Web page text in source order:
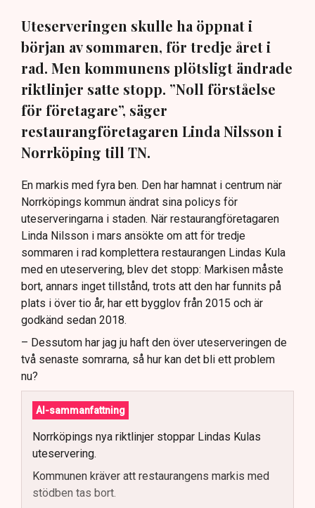
Uteserveringen skulle ha öppnat i
början av sommaren, för tredje året i
rad. Men kommunens plötsligt ändrade
riktlinjer satte stopp. ”Noll förståelse
för företagare”, säger
restaurangföretagaren Linda Nilsson i
Norrköping till TN.
En markis med fyra ben. Den har hamnat i centrum när
Norrköpings kommun ändrat sina policys för
uteserveringarna i staden. När restaurangföretagaren
Linda Nilsson i mars ansökte om att för tredje
sommaren i rad komplettera restaurangen Lindas Kula
med en uteservering, blev det stopp: Markisen måste
bort, annars inget tillstånd, trots att den har funnits på
plats i över tio år, har ett bygglov från 2015 och är
godkänd sedan 2018.
– Dessutom har jag ju haft den över uteserveringen de
två senaste somrarna, så hur kan det bli ett problem
nu?
AI-sammanfattning
Norrköpings nya riktlinjer stoppar Lindas Kulas
uteservering.
Kommunen kräver att restaurangens markis med
stödben tas bort.